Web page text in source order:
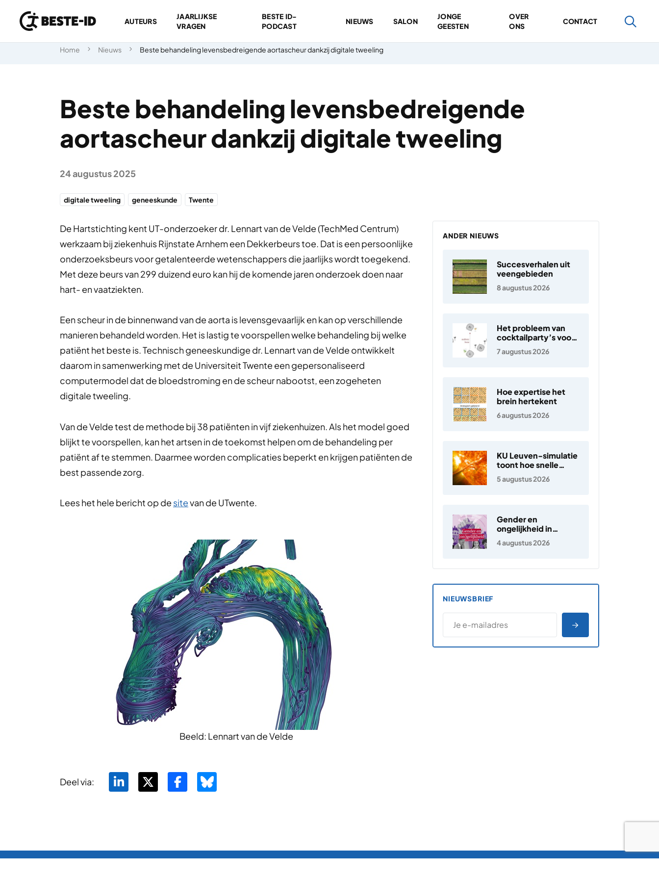
Ga naar inhoud
AUTEURS
JAARLIJKSE
VRAGEN
BESTE ID-
PODCAST
NIEUWS SALON
JONGE
GEESTEN
OVER
ONS
CONTACT
Home Nieuws Beste behandeling levensbedreigende aortascheur dankzij digitale tweeling
Beste behandeling levensbedreigende
aortascheur dankzij digitale tweeling
24 augustus 2025
digitale tweeling geneeskunde Twente
De Hartstichting kent UT-onderzoeker dr. Lennart van de Velde (TechMed Centrum)
werkzaam bij ziekenhuis Rijnstate Arnhem een Dekkerbeurs toe. Dat is een persoonlijke
onderzoeksbeurs voor getalenteerde wetenschappers die jaarlijks wordt toegekend.
Met deze beurs van 299 duizend euro kan hij de komende jaren onderzoek doen naar
hart- en vaatziekten.
Een scheur in de binnenwand van de aorta is levensgevaarlijk en kan op verschillende
manieren behandeld worden. Het is lastig te voorspellen welke behandeling bij welke
patiënt het beste is. Technisch geneeskundige dr. Lennart van de Velde ontwikkelt
daarom in samenwerking met de Universiteit Twente een gepersonaliseerd
computermodel dat de bloedstroming en de scheur nabootst, een zogeheten
digitale tweeling.
Van de Velde test de methode bij 38 patiënten in vijf ziekenhuizen. Als het model goed
blijkt te voorspellen, kan het artsen in de toekomst helpen om de behandeling per
patiënt af te stemmen. Daarmee worden complicaties beperkt en krijgen patiënten de
best passende zorg.
Lees het hele bericht op de sitevan de UTwente.
Beeld: Lennart van de Velde
Deel via:
ANDER NIEUWS
Succesverhalen uit
veengebieden
8 augustus 2026
Het probleem van
cocktailparty’s voor
hoortoestellen
7 augustus 2026
Hoe expertise het
brein hertekent
6 augustus 2026
KU Leuven-simulatie
toont hoe snelle
elektronen in de
zonnewind ontstaan
5 augustus 2026
Gender en
ongelijkheid in
Nederland
4 augustus 2026
NIEUWSBRIEF
E-MAILADRES
*
AANMELDEN